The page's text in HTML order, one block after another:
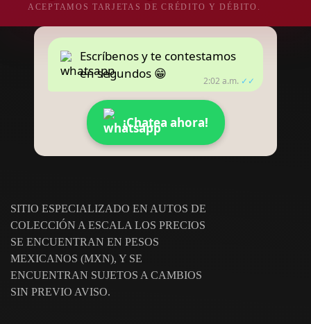
ACEPTAMOS TARJETAS DE CRÉDITO Y DÉBITO.
Escríbenos y te contestamos
en segundos 😁
2:02 a.m. ✓✓
¡Chatea ahora!
SITIO ESPECIALIZADO EN AUTOS DE
COLECCIÓN A ESCALA LOS PRECIOS
SE ENCUENTRAN EN PESOS
MEXICANOS (MXN), Y SE
ENCUENTRAN SUJETOS A CAMBIOS
SIN PREVIO AVISO.